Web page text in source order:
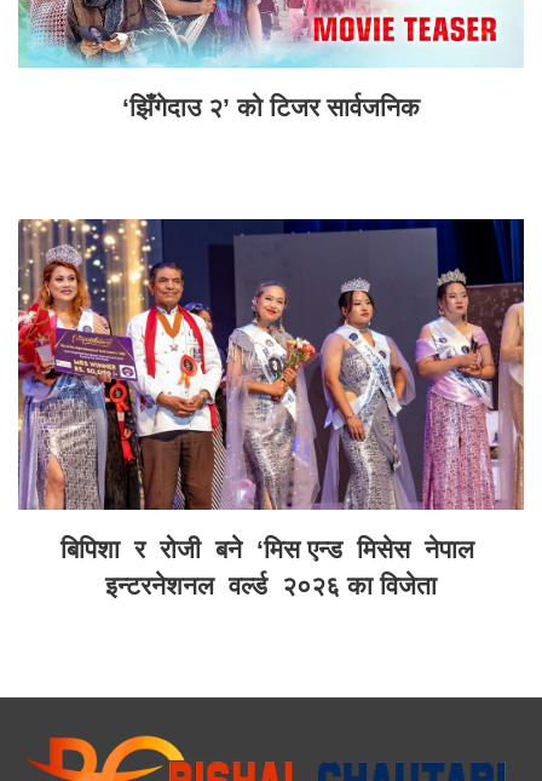
‘झिँगेदाउ २’ को टिजर सार्वजनिक
बिपिशा र रोजी बने ‘मिस एन्ड मिसेस नेपाल
इन्टरनेशनल वर्ल्ड २०२६ का विजेता